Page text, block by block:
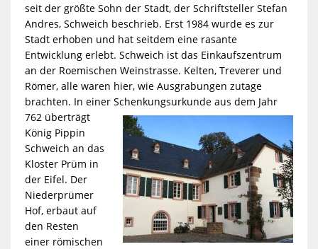
seit der größte Sohn der Stadt, der Schriftsteller Stefan
Andres, Schweich beschrieb. Erst 1984 wurde es zur
Stadt erhoben und hat seitdem eine rasante
Entwicklung erlebt. Schweich ist das Einkaufszentrum
an der Roemischen Weinstrasse. Kelten, Treverer und
Römer, alle waren hier, wie Ausgrabungen zutage
brachten. In einer Schenkungsurkunde aus dem Jahr
762 überträgt
König Pippin
Schweich an das
Kloster Prüm in
der Eifel. Der
Niederprümer
Hof, erbaut auf
den Resten
einer römischen